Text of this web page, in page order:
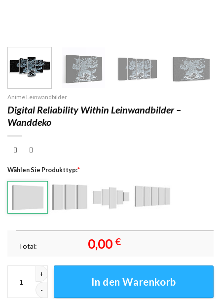
Anime Leinwandbilder
Digital Reliability Within Leinwandbilder –
Wanddeko
Wählen Sie Produkttyp:*
Total: 0,00 €
In den Warenkorb